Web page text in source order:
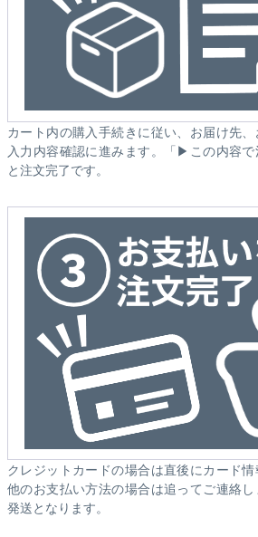
カート内の購入手続きに従い、お届け先
入力内容確認に進みます。「▶この内容
と注文完了です。
クレジットカードの場合は直後にカード情
他のお支払い方法の場合は追ってご連絡し
発送となります。